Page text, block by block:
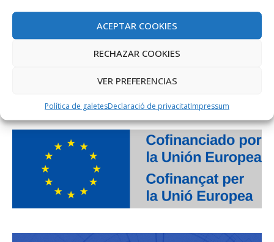
ACEPTAR COOKIES
RECHAZAR COOKIES
VER PREFERENCIAS
Política de galetesDeclaració de privacitatImpressum
PROJECTE COFINANÇAT PEL FONS SOCIAL EUROPEU